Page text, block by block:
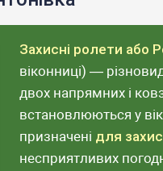
Захисні ролети або
віконниці) —
двох напрямних і
встановлюються у
призначені для
несприятливих